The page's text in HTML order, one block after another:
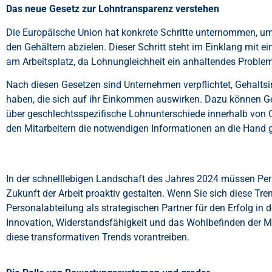
Das neue Gesetz zur Lohntransparenz verstehen
Die Europäische Union hat konkrete Schritte unternommen,
den Gehältern abzielen. Dieser Schritt steht im Einklang mit
am Arbeitsplatz, da Lohnungleichheit ein anhaltendes
Nach diesen Gesetzen sind Unternehmen verpflichtet,
haben, die sich auf ihr Einkommen auswirken. Dazu können
über geschlechtsspezifische Lohnunterschiede innerhalb
den Mitarbeitern die notwendigen Informationen an die
In der schnelllebigen Landschaft des Jahres 2024 müssen
Zukunft der Arbeit proaktiv gestalten. Wenn Sie sich diese
Personalabteilung als strategischen Partner für den Erfolg in
Innovation, Widerstandsfähigkeit und das Wohlbefinden der
diese transformativen Trends vorantreiben.